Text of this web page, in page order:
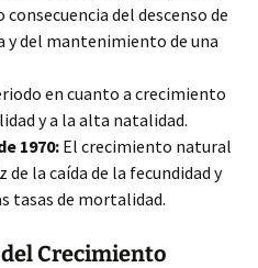
del descenso de
del mantenimiento de una
en cuanto a crecimiento
y a la alta natalidad.
1970: El crecimiento natural
de la caída de la fecundidad y
tasas de mortalidad.
Crecimiento